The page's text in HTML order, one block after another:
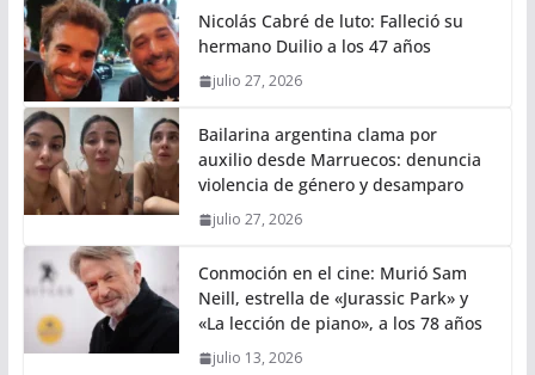
Nicolás Cabré de luto: Falleció su
hermano Duilio a los 47 años
julio 27, 2026
Bailarina argentina clama por
auxilio desde Marruecos: denuncia
violencia de género y desamparo
julio 27, 2026
Conmoción en el cine: Murió Sam
Neill, estrella de «Jurassic Park» y
«La lección de piano», a los 78 años
julio 13, 2026